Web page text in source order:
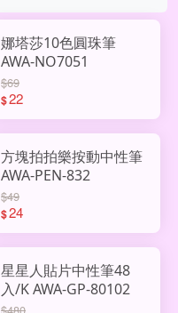
娜塔莎10色圓珠筆
AWA-NO7051
$69
$22
方塊拍拍樂按動中性筆
AWA-PEN-832
$49
$24
星星人貼片中性筆48
入/K AWA-GP-80102
$480